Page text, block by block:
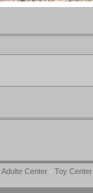
Adulte Center- Toy Center